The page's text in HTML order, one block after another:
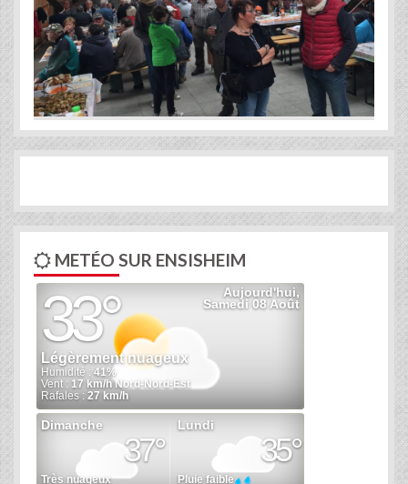
Previous Next
METÉO SUR ENSISHEIM